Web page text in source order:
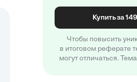
Купить за
Чтобы повысить
в итоговом реферате
могут отличаться.